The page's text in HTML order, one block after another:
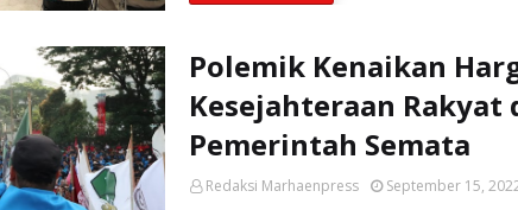
Polemik Kenaikan
Kesejahteraan Rakyat
Pemerintah Semata
Redaksi Marhaenpress September 15,